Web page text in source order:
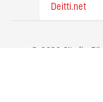
Deitti.net